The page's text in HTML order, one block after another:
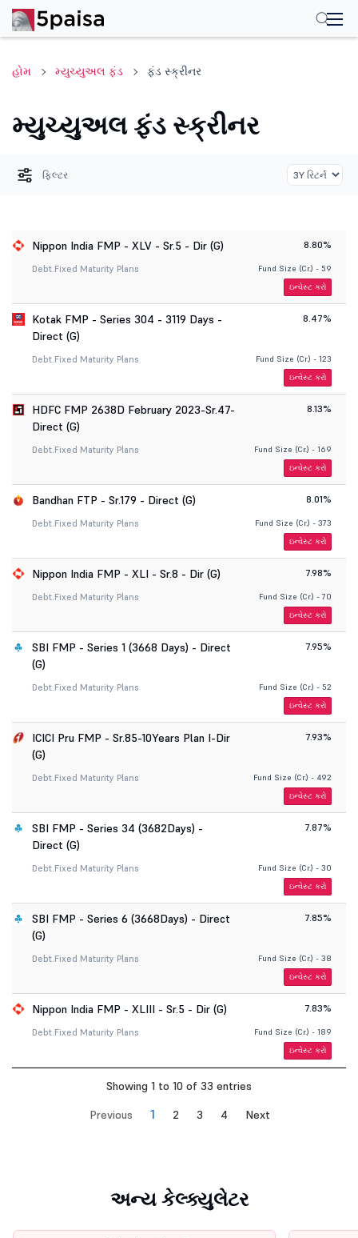
હોમ મ્યુચ્યુઅલ ફંડ ફંડ સ્ક્રીનર
મ્યુચ્યુઅલ ફંડ સ્ક્રીનર
ફિલ્ટર
Nippon India FMP - XLV - Sr.5 - Dir (G) 8.80%
Debt.Fixed Maturity Plans
Fund Size (Cr.) - 59
ઇન્વેસ્ટ કરો
Kotak FMP - Series 304 - 3119 Days -
Direct (G)
8.47%
Debt.Fixed Maturity Plans
Fund Size (Cr.) - 123
ઇન્વેસ્ટ કરો
HDFC FMP 2638D February 2023-Sr.47-
Direct (G)
8.13%
Debt.Fixed Maturity Plans
Fund Size (Cr.) - 169
ઇન્વેસ્ટ કરો
Bandhan FTP - Sr.179 - Direct (G) 8.01%
Debt.Fixed Maturity Plans
Fund Size (Cr.) - 373
ઇન્વેસ્ટ કરો
Nippon India FMP - XLI - Sr.8 - Dir (G) 7.98%
Debt.Fixed Maturity Plans
Fund Size (Cr.) - 70
ઇન્વેસ્ટ કરો
SBI FMP - Series 1 (3668 Days) - Direct
(G)
7.95%
Debt.Fixed Maturity Plans
Fund Size (Cr.) - 52
ઇન્વેસ્ટ કરો
ICICI Pru FMP - Sr.85-10Years Plan I-Dir
(G)
7.93%
Debt.Fixed Maturity Plans
Fund Size (Cr.) - 492
ઇન્વેસ્ટ કરો
SBI FMP - Series 34 (3682Days) -
Direct (G)
7.87%
Debt.Fixed Maturity Plans
Fund Size (Cr.) - 30
ઇન્વેસ્ટ કરો
SBI FMP - Series 6 (3668Days) - Direct
(G)
7.85%
Debt.Fixed Maturity Plans
Fund Size (Cr.) - 38
ઇન્વેસ્ટ કરો
Nippon India FMP - XLIII - Sr.5 - Dir (G) 7.83%
Debt.Fixed Maturity Plans
Fund Size (Cr.) - 189
ઇન્વેસ્ટ કરો
Showing 1 to 10 of 33 entries
Previous 1 2 3 4 Next
અન્ય કેલ્ક્યુલેટર